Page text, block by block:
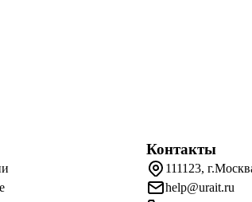
Контакты
111123,
help@urait.ru